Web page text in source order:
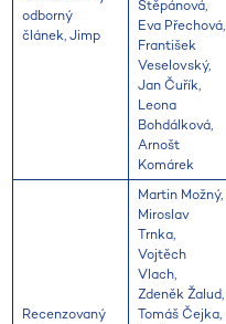
odborný
článek, Jimp
Štěpánová,
Eva Přechová,
František
Veselovský,
Jan Čuřík,
Leona
Bohdálková,
Arnošt
Komárek
Recenzovaný
Martin Možný,
Miroslav
Trnka,
Vojtěch
Vlach,
Zdeněk Žalud,
Tomáš Čejka,